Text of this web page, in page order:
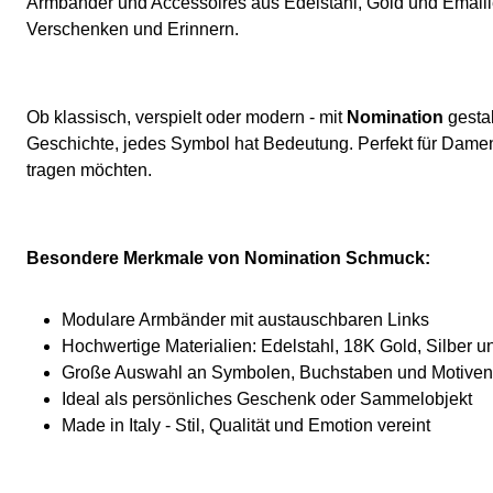
Verschenken und Erinnern.
Ob klassisch, verspielt oder modern - mit Nomination
Geschichte, jedes Symbol hat Bedeutung. Perfekt für
tragen möchten.
Besondere Merkmale von Nomination Schmuck:
Modulare Armbänder mit austauschbaren Links
Hochwertige Materialien: Edelstahl, 18K Gold, Silber
Große Auswahl an Symbolen, Buchstaben und Motiven
Ideal als persönliches Geschenk oder Sammelobjekt
Made in Italy - Stil, Qualität und Emotion vereint